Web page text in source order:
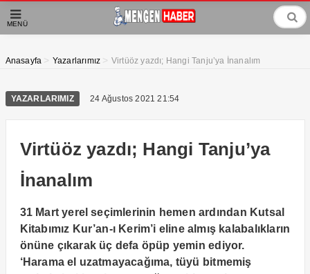
MENÜ
Anasayfa > Yazarlarımız > Virtüöz yazdı; Hangi Tanju’ya İnanalım
YAZARLARIMIZ 24 Ağustos 2021 21:54
Virtüöz yazdı; Hangi Tanju’ya
İnanalım
31 Mart yerel seçimlerinin hemen ardından Kutsal
Kitabımız Kur’an-ı Kerim’i eline almış kalabalıkların
önüne çıkarak üç defa öpüp yemin ediyor.
‘Harama el uzatmayacağıma, tüyü bitmemiş